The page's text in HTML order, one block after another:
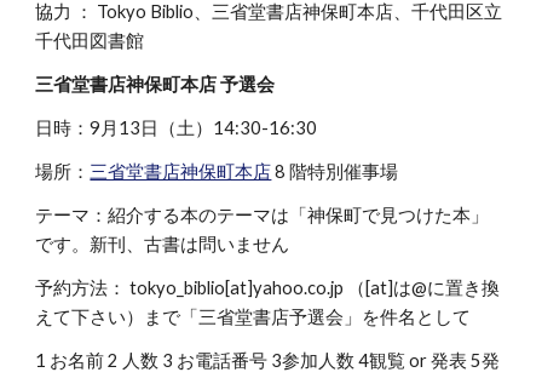
協力 ： Tokyo Biblio、三省堂書店神保町本店、千代田区立
千代田図書館
三省堂書店神保町本店 予選会
日時：9月13日（土）14:30-16:30
場所： 三省堂書店神保町本店8 階特別催事場
テーマ：紹介する本のテーマは「神保町で見つけた本」
です。新刊、古書は問いません
予約方法： tokyo_biblio[at]yahoo.co.jp （[at]は@に置き換
えて下さい）まで「三省堂書店予選会」を件名として
1 お名前 2 人数 3 お電話番号 3参加人数 4観覧 or 発表 5発